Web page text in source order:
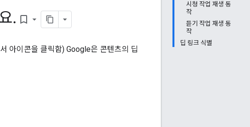
시청 작업 재생 동
작
듣기 작업 재생 동
작
딥 링크 식별
. bookmark_border
아이콘을 클릭함) Google은 콘텐츠의 딥